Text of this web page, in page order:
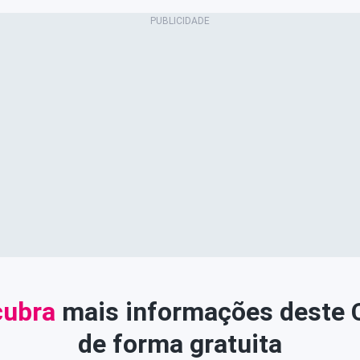
mais informações deste
de forma gratuita